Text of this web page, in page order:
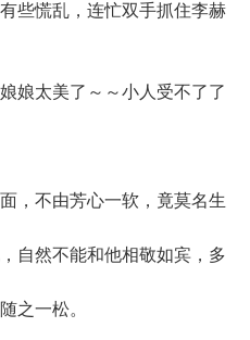
些慌乱，连忙双手抓住李赫
太美了～～小人受不了了
不由芳心一软，竟莫名生
自然不能和他相敬如宾，多
之一松。